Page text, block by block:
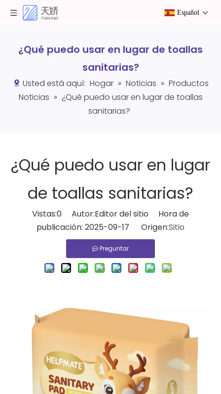
Español
¿Qué puedo usar en lugar de toallas
sanitarias?
Usted está aquí: Hogar » Noticias » Productos
Noticias » ¿Qué puedo usar en lugar de toallas
sanitarias?
¿Qué puedo usar en lugar
de toallas sanitarias?
Vistas:0 Autor:Editor del sitio Hora de
publicación: 2025-09-17 Origen:Sitio
Preguntar